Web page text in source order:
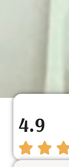
4.9